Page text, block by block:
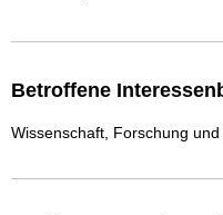
Betroffene
Wissenschaft, Forschung